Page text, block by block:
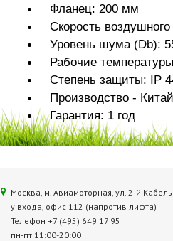
Фланец: 200 мм
Скорость
Уровень шума (Db):
Рабочие
Степень защиты: IP
Производство - Китай
Гарантия: 1 год
Москва, м. Авиамоторная, ул. 2‑й
у входа, офис 112 (напротив лифта)
Телефон +7 (495) 649 17 95
пн-пт 11:00-20:00